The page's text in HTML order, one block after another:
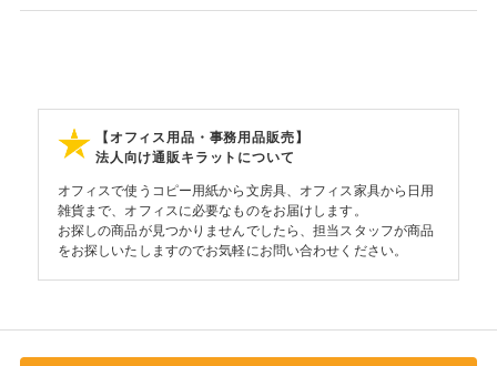
【オフィス用品・事務用品販売】
法人向け通販キラットについて
オフィスで使うコピー用紙から文房具、オフィス家具から日用
雑貨まで、オフィスに必要なものをお届けします。
お探しの商品が見つかりませんでしたら、担当スタッフが商品
をお探しいたしますのでお気軽にお問い合わせください。